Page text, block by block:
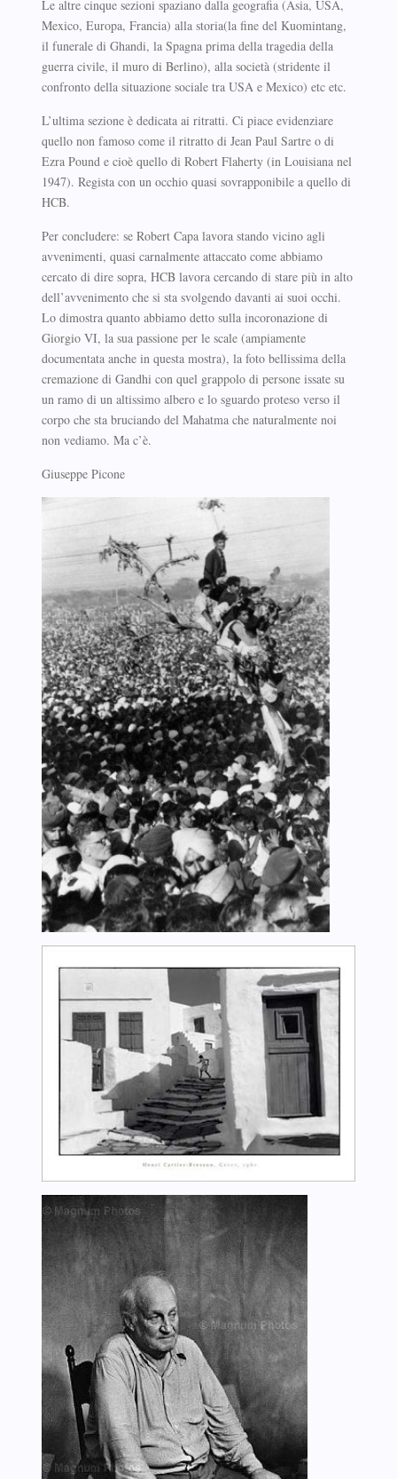
Le altre cinque sezioni spaziano dalla geografia (Asia, USA,
Mexico, Europa, Francia) alla storia(la fine del Kuomintang,
il funerale di Ghandi, la Spagna prima della tragedia della
guerra civile, il muro di Berlino), alla società (stridente il
confronto della situazione sociale tra USA e Mexico) etc etc.
L’ultima sezione è dedicata ai ritratti. Ci piace evidenziare
quello non famoso come il ritratto di Jean Paul Sartre o di
Ezra Pound e cioè quello di Robert Flaherty (in Louisiana nel
1947). Regista con un occhio quasi sovrapponibile a quello di
HCB.
Per concludere: se Robert Capa lavora stando vicino agli
avvenimenti, quasi carnalmente attaccato come abbiamo
cercato di dire sopra, HCB lavora cercando di stare più in alto
dell’avvenimento che si sta svolgendo davanti ai suoi occhi.
Lo dimostra quanto abbiamo detto sulla incoronazione di
Giorgio VI, la sua passione per le scale (ampiamente
documentata anche in questa mostra), la foto bellissima della
cremazione di Gandhi con quel grappolo di persone issate su
un ramo di un altissimo albero e lo sguardo proteso verso il
corpo che sta bruciando del Mahatma che naturalmente noi
non vediamo. Ma c’è.
Giuseppe Picone